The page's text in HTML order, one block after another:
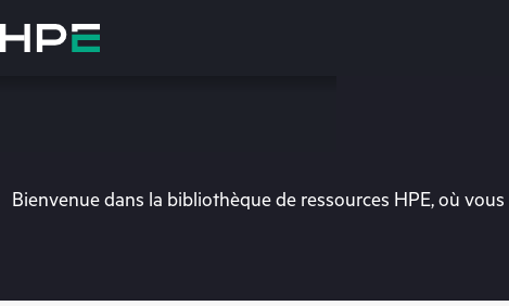
au
contenu
Bienvenue dans la bibliothèque de ressources HPE, où